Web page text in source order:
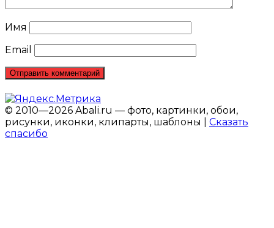
Имя
Email
© 2010—2026 Abali.ru — фото, картинки, обои,
рисунки, иконки, клипарты, шаблоны | Сказать
спасибо